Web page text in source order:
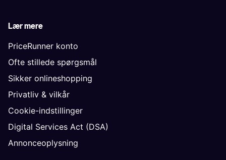
Lær mere
PriceRunner konto
Ofte stillede spørgsmål
Sikker onlineshopping
Privatliv & vilkår
Cookie-indstillinger
Digital Services Act (DSA)
Annonceoplysning